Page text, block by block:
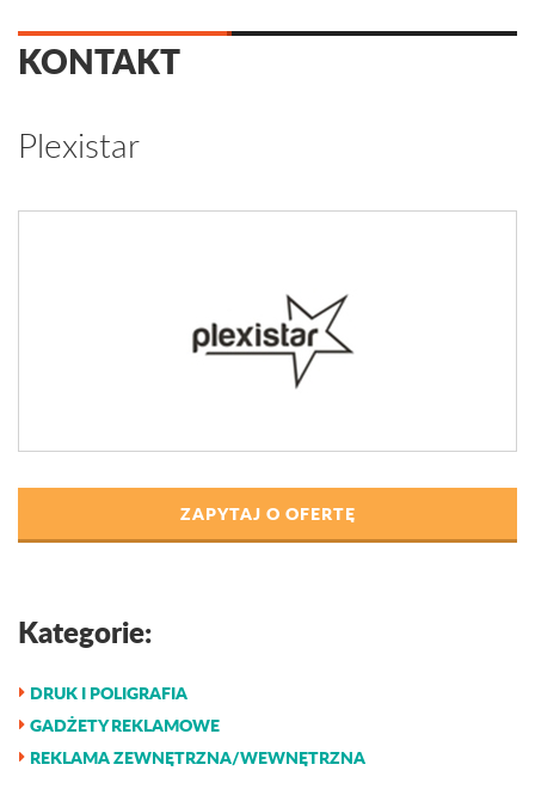
KONTAKT
Plexistar
ZAPYTAJ O OFERTĘ
Kategorie:
DRUK I POLIGRAFIA
GADŻETY REKLAMOWE
REKLAMA ZEWNĘTRZNA/WEWNĘTRZNA